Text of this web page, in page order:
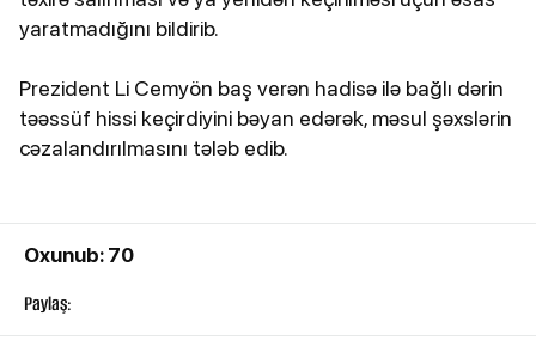
yaratmadığını bildirib.
Prezident Li Cemyön baş verən hadisə ilə bağlı dərin
təəssüf hissi keçirdiyini bəyan edərək, məsul şəxslərin
cəzalandırılmasını tələb edib.
Oxunub: 70
Paylaş: